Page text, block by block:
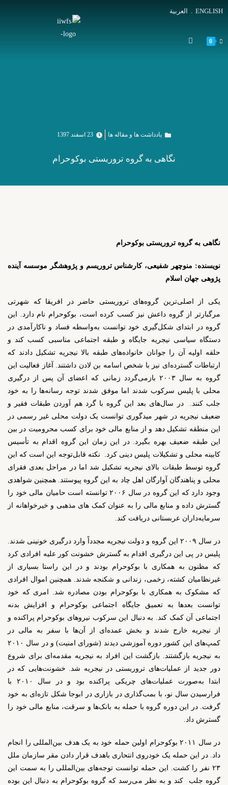
ENGLISH
. العربية
0
یادداشت ها و مقاله ها 23 اسفند 1397
نگاهی به گروه تروریستی بوکوحرام
نگاهی به گروه تروریستی بوکوحرام
نویسنده: منوچهر شفیعی، کارشناس تروریسم و پژوهشگر موسسه آینده
پژوهی جهان اسلام
یکی از اصلی‌ترین گروه‌های تروریستی حاضر در افریقا که شهرتی
مرگبارتر از گروه داعش نیز کسب کرده است، بوکوحرام نام دارد. این
گروه در ابتدای شکل‌گیری خود توانست به‌واسطه فساد و ناکارآمدی در
دستگاه سیاسی نیجریه جایگاه و طبقه اجتماعی مناسبی کسب کند و
حلقه اولیه آن را جوانان خانواده‌های طبقه بالا نیجریه تشکیل دادند که
ارتباطات گسترده‌ای نیز با شخص اسامه بن لادن داشتند. آغاز فعالیت این
گروه به سال ۲۰۰۳ بازمی‌گردد زمانی که اعضای آن پس از درگیری
محلی با پلیس سرکوب شدند اما موفق شدند توجه رسانه‌ها را به خود
جلب کنند.
در سال‌های بعد این گروه با گرد هم آوردن طبقات فقیر و
ضعیف نیجریه در شهر میدگوری توانست یک دولت محلی غیر رسمی در
این منطقه تشکیل دهد و از منابع مالی خود برای کسب محرومیت در بین
این طبقه ضعیف بهره بگیرد. در این زمان این گروه اقدام به تأسیس
کابینه محلی و تشکیلات پلیس دینی کرد.
نکته قابل‌توجه این است که این
گروه توسط طبقات بالای نیجریه تشکیل شد اما در مراحل بعدی فقرای
محلی و پناهندگان آوارگان اهل چاد به این گروه پیوستند. همچنین شواهدی
وجود دارد که این گروه در سال ۲۰۰۶ توانسته است حامیان مالی خود را
گسترش داده و منابع مالی را به عنوان کمک های مذهبی و خیرخواهانه از
سرمایه‌داران عربستانی دریافت کند.
در سال ۲۰۰۹ این گروه و دولت نیجریه مجدداً وارد درگیری خونینی شدند.
پلیس در پی این درگیری اقدام به گسترش خشونت کور علیه افرادی کرد
که مظنون به همکاری با بوکوحرام بودند و در این راستا بسیاری از
غیرنظامیان کشته، زخمی، زندانی و شکنجه شدند. همچنین اموال افرادی
که مشکوک به همکاری با بوکوحرام بودن مصادره شد. امری که خود
توانست بعدها به تعمیق جایگاه اجتماعی بوکوحرام و افزایش بدنه
اجتماعی آن کمک کند. به دنبال این سرکوب نیروهای بوکوحرام پراکنده و
از نیجریه خارج شدند و بخش عمده‌ای از آن‌ها با سفر به مالی در
کمپ‌های این کشور دوره آموزشی دیدند (شورای امنیت) و در سال ۲۰۱۰
به نیجریه بازگشتند. بازگشت این افراد به نیجریه مقدمه‌ای برای شروع
دور جدید از عملیات‌های تروریستی در نیجریه شد. خشونت‌هایی که در
ابتدا به‌صورت عملیات‌های چریکی پراکنده بود و در سال ۲۰۱۰ با
فرارسیدن سال نو، با بمب‌گذاری در بازاری در ابوجا شکل تازه‌ای به خود
گرفت. در این دوره گروه با حمله به بانک‌ها و سرقت، منابع مالی خود را
گسترش داد.
در سال ۲۰۱۱ بوکوحرام اولین حمله خود به یک هدف بین‌المللی را انجام
داد. در این حمله یک خودروی انتحاری باهدف قرار دادن مقر سازمان ملل
۲۳ نفر را کشت. این حمله توانست توجه‌های بین‌المللی را به سمت این
گروه جلب
کند و به نظر می‌رسد که گروه بوکوحرام به دنبال این بوده